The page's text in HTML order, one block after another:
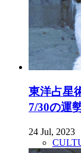
東洋占星
7/30の運
24 Jul, 2023